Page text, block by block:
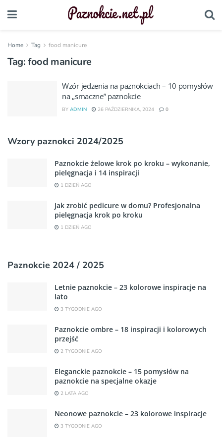
Home Tag food manicure
Tag:food manicure
Wzór jedzenia na paznokciach – 10 pomysłów
na „smaczne” paznokcie
BY ADMIN 26 PAŹDZIERNIKA, 2024 0
Wzory paznokci 2024/2025
Paznokcie żelowe krok po kroku – wykonanie,
pielęgnacja i 14 inspiracji
1 DZIEŃ AGO
Jak zrobić pedicure w domu? Profesjonalna
pielęgnacja krok po kroku
1 DZIEŃ AGO
Paznokcie 2024 / 2025
Letnie paznokcie – 23 kolorowe inspiracje na
lato
3 TYGODNIE AGO
Paznokcie ombre – 18 inspiracji i kolorowych
przejść
2 TYGODNIE AGO
Eleganckie paznokcie – 15 pomysłów na
paznokcie na specjalne okazje
2 LATA AGO
Neonowe paznokcie – 23 kolorowe inspiracje
3 TYGODNIE AGO